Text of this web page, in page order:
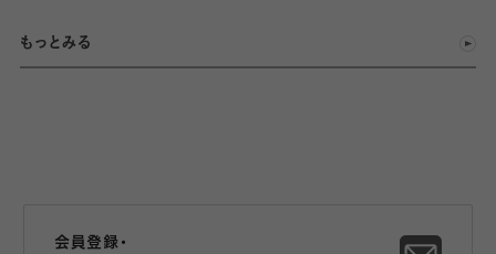
もっとみる
会員登録・